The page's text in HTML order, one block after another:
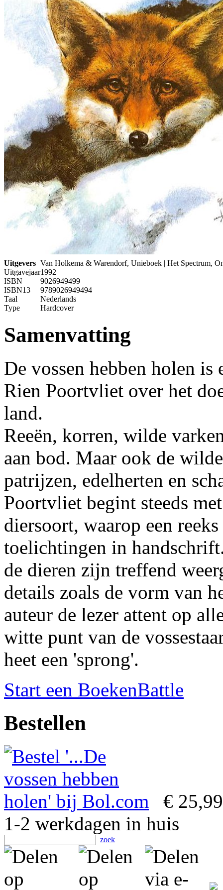
Uitgevers Van Holkema & Warendorf, Unieboek | Het Spectrum,
Uitgavejaar1992
ISBN
9026949499
ISBN13
9789026949494
Taal
Nederlands
Type
Hardcover
Samenvatting
De vossen hebben holen is
Rien Poortvliet over het
land.
Reeën, korren, wilde
aan bod. Maar ook de
patrijzen, edelherten en
Poortvliet begint steeds
diersoort, waarop een
toelichtingen in
de dieren zijn treffend
details zoals de vorm van
auteur de lezer attent op
witte punt van de
heet een 'sprong'.
Start een BoekenBattle
Bestellen
€ 25,99
1-2 werkdagen in huis
zoek